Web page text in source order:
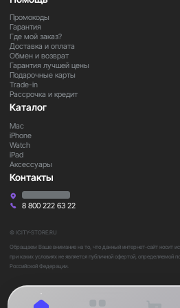
© ICITY-STORE.RU
Обращаем Ваше внимание на то, что данный интернет-сайт носит
при каких условиях не является публичной офертой, определяемой
Российской Федерации.
Промокоды
Гарантия
Где мой заказ?
Доставка и оплата
Обмен и возврат
Гарантия лучшей цены
Подарочные карты
Trade-in
Рассрочка и кредит
Каталог
Mac
iPhone
Watch
iPad
Аксессуары
Контакты
8 800 222 63 22